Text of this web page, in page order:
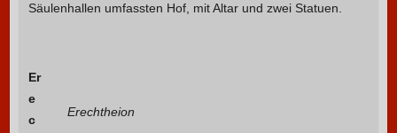
Säulenhallen umfassten Hof, mit Altar und zwei Statuen.
Erechtheion
Er
e
c